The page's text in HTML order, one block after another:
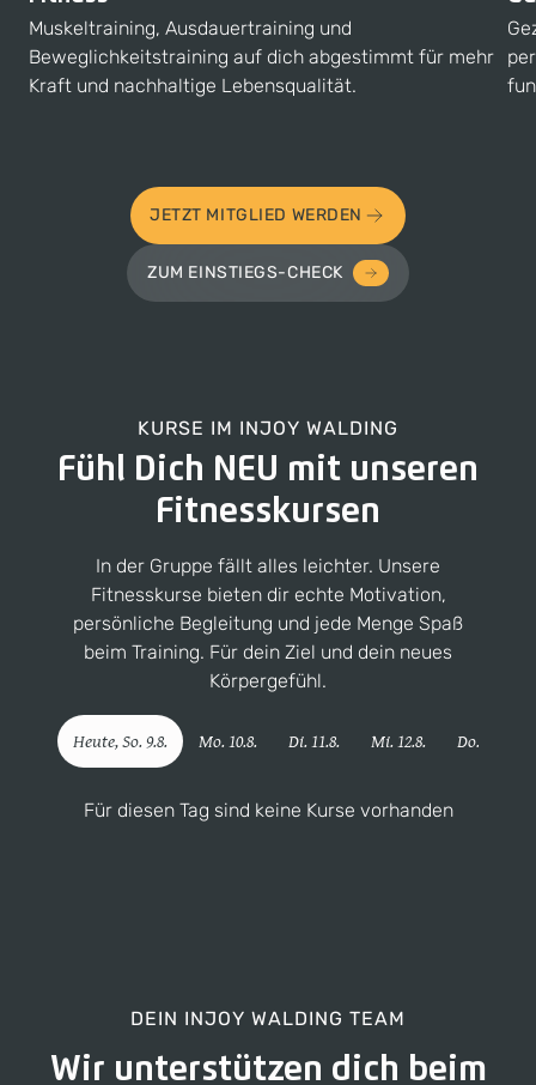
Muskeltraining, Ausdauertraining und
Beweglichkeitstraining auf dich abgestimmt für mehr
Kraft und nachhaltige Lebensqualität.
JETZT MITGLIED WERDEN
ZUM EINSTIEGS-CHECK
KURSE IM INJOY WALDING
Fühl Dich NEU mit unseren
Fitnesskursen
In der Gruppe fällt alles leichter. Unsere
Fitnesskurse bieten dir echte Motivation,
persönliche Begleitung und jede Menge Spaß
beim Training. Für dein Ziel und dein neues
Körpergefühl.
Heute,So.9.8. Mo.10.8. Di.11.8. Mi.12.8. Do.
Für diesen Tag sind keine Kurse vorhanden
DEIN INJOY WALDING TEAM
Wir unterstützen dich beim